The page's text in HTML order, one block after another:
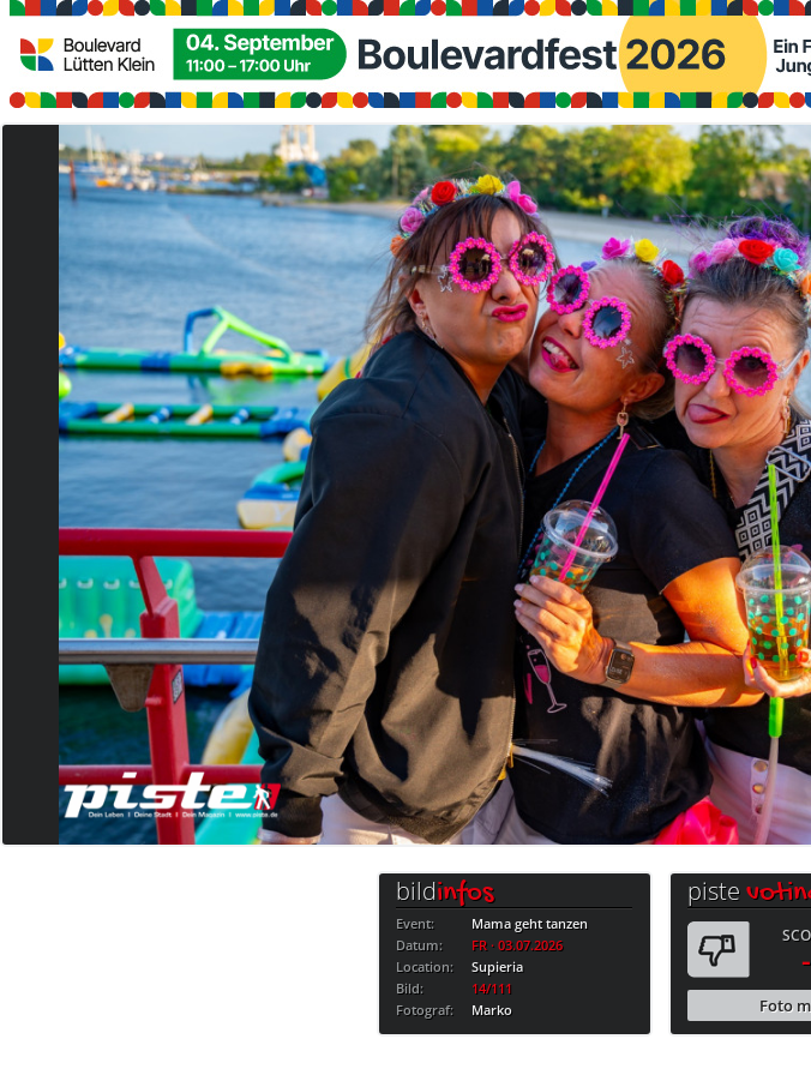
bildinfos
Event:
Mama geht tanzen
Datum:
FR · 03.07.2026
Location:
Supieria
Bild:
14/111
Fotograf:
Marko
piste
-
Foto